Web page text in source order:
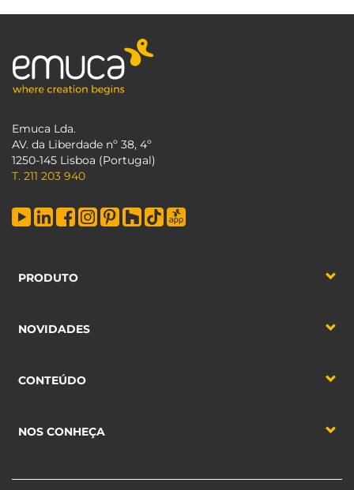
Emuca Lda.
AV. da Liberdade nº 38, 4º
1250-145 Lisboa (Portugal)
T. 211 203 940
PRODUTO
NOVIDADES
CONTEÚDO
NOS CONHEÇA